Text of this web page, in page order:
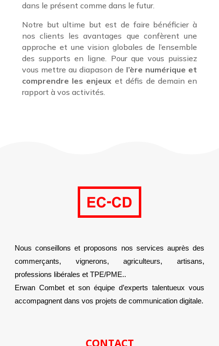
dans le présent comme dans le futur.
Notre but ultime but est de faire bénéficier à
nos clients les avantages que confèrent une
approche et une vision globales de l’ensemble
des supports en ligne. Pour que vous puissiez
vous mettre au diapason de l’ère numérique et
comprendre les enjeux et défis de demain en
rapport à vos activités.
Nous conseillons et proposons nos services auprès des
commerçants, vignerons, agriculteurs, artisans,
professions libérales et TPE/PME..
Erwan Combet et son équipe d’experts talentueux vous
accompagnent dans vos projets de communication digitale.
CONTACT